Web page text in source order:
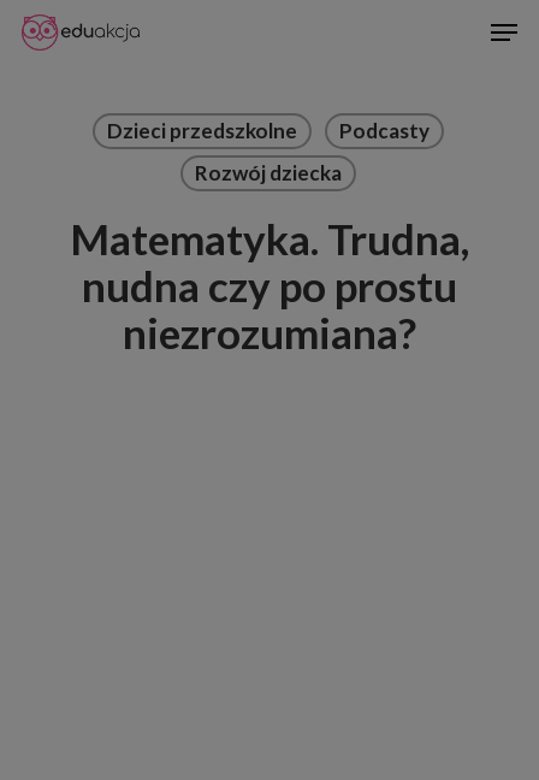
Skip
Dzieci przedszkolne
Podcasty
Rozwój dziecka
Matematyka. Trudna,
nudna czy po prostu
niezrozumiana?